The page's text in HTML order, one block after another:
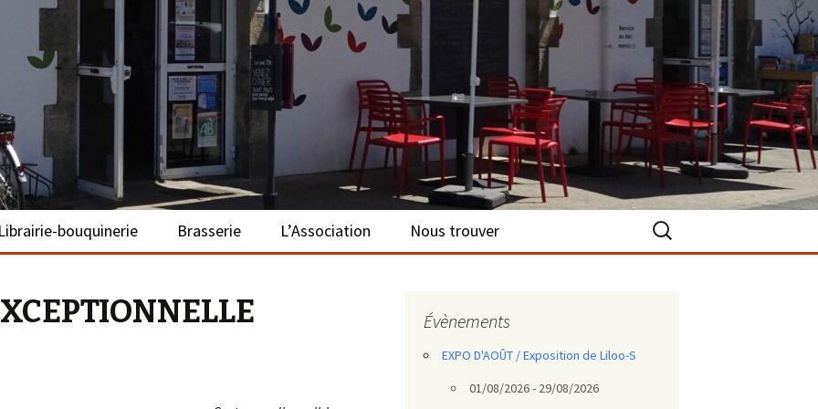
La Turballe
Librairie-bouquinerie
Brasserie
L’Association
Nous trouver Rechercher :
Évènements
EXPO D'AOÛT / Exposition de Liloo-S
01/08/2026 - 29/08/2026